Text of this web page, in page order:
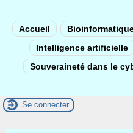
Accueil
Intelligence artificielle
Souveraineté dans le
Se connecter